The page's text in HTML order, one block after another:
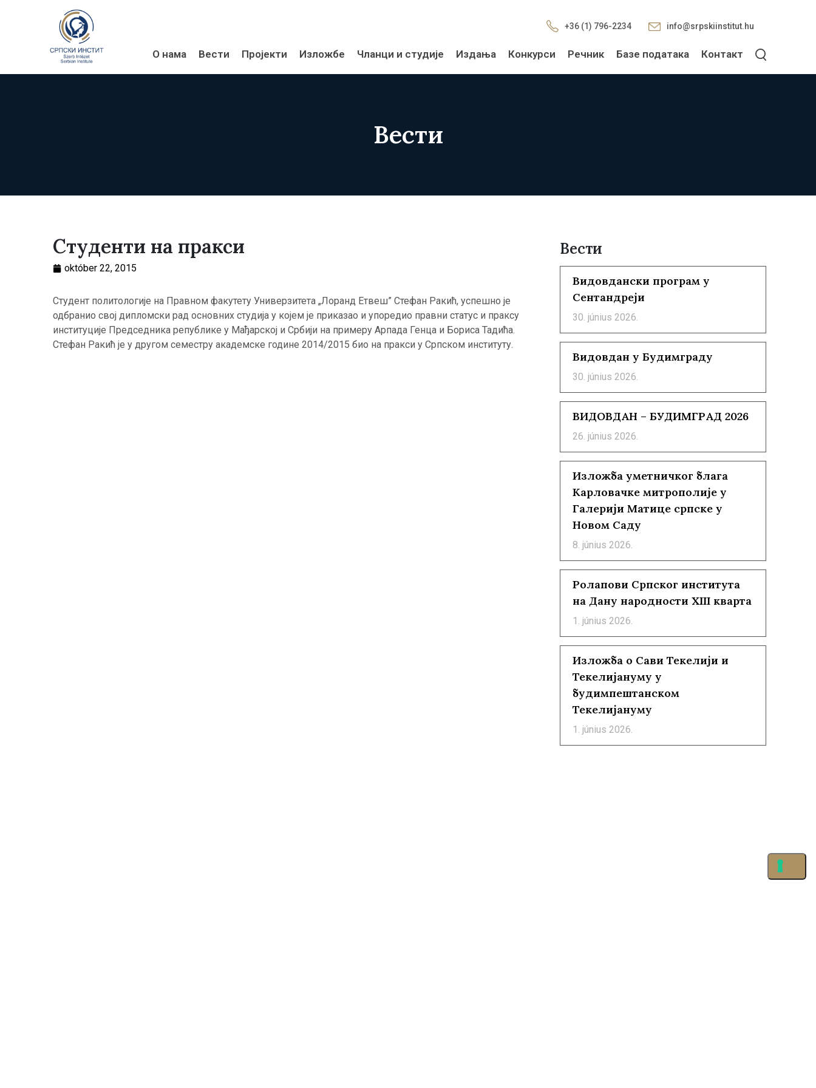
+36 (1) 796-2234 info@srpskiinstitut.hu
О нама Вести Пројекти Изложбе Чланци и студије Издања Конкурси Речник Базе података Контакт
Вести
Студенти на пракси
október 22, 2015
Студент политологије на Правном факутету Универзитета „Лоранд Етвеш” Стефан Ракић, успешно је
одбранио свој дипломски рад основних студија у којем је приказао и упоредио правни статус и праксу
институције Председника републике у Мађарској и Србији на примеру Арпада Генца и Бориса Тадића.
Стефан Ракић је у другом семестру академске године 2014/2015 био на пракси у Српском институту.
Вести
Видовдански програм у
Сентандреји
30. június 2026.
Видовдан у Будимграду
30. június 2026.
ВИДОВДАН – БУДИМГРАД 2026
26. június 2026.
Изложба уметничког блага
Карловачке митрополије у
Галерији Матице српске у
Новом Саду
8. június 2026.
Ролапови Српског института
на Дану народности XIII кварта
1. június 2026.
Изложба о Сави Текелији и
Текелијануму у
будимпештанском
Текелијануму
1. június 2026.